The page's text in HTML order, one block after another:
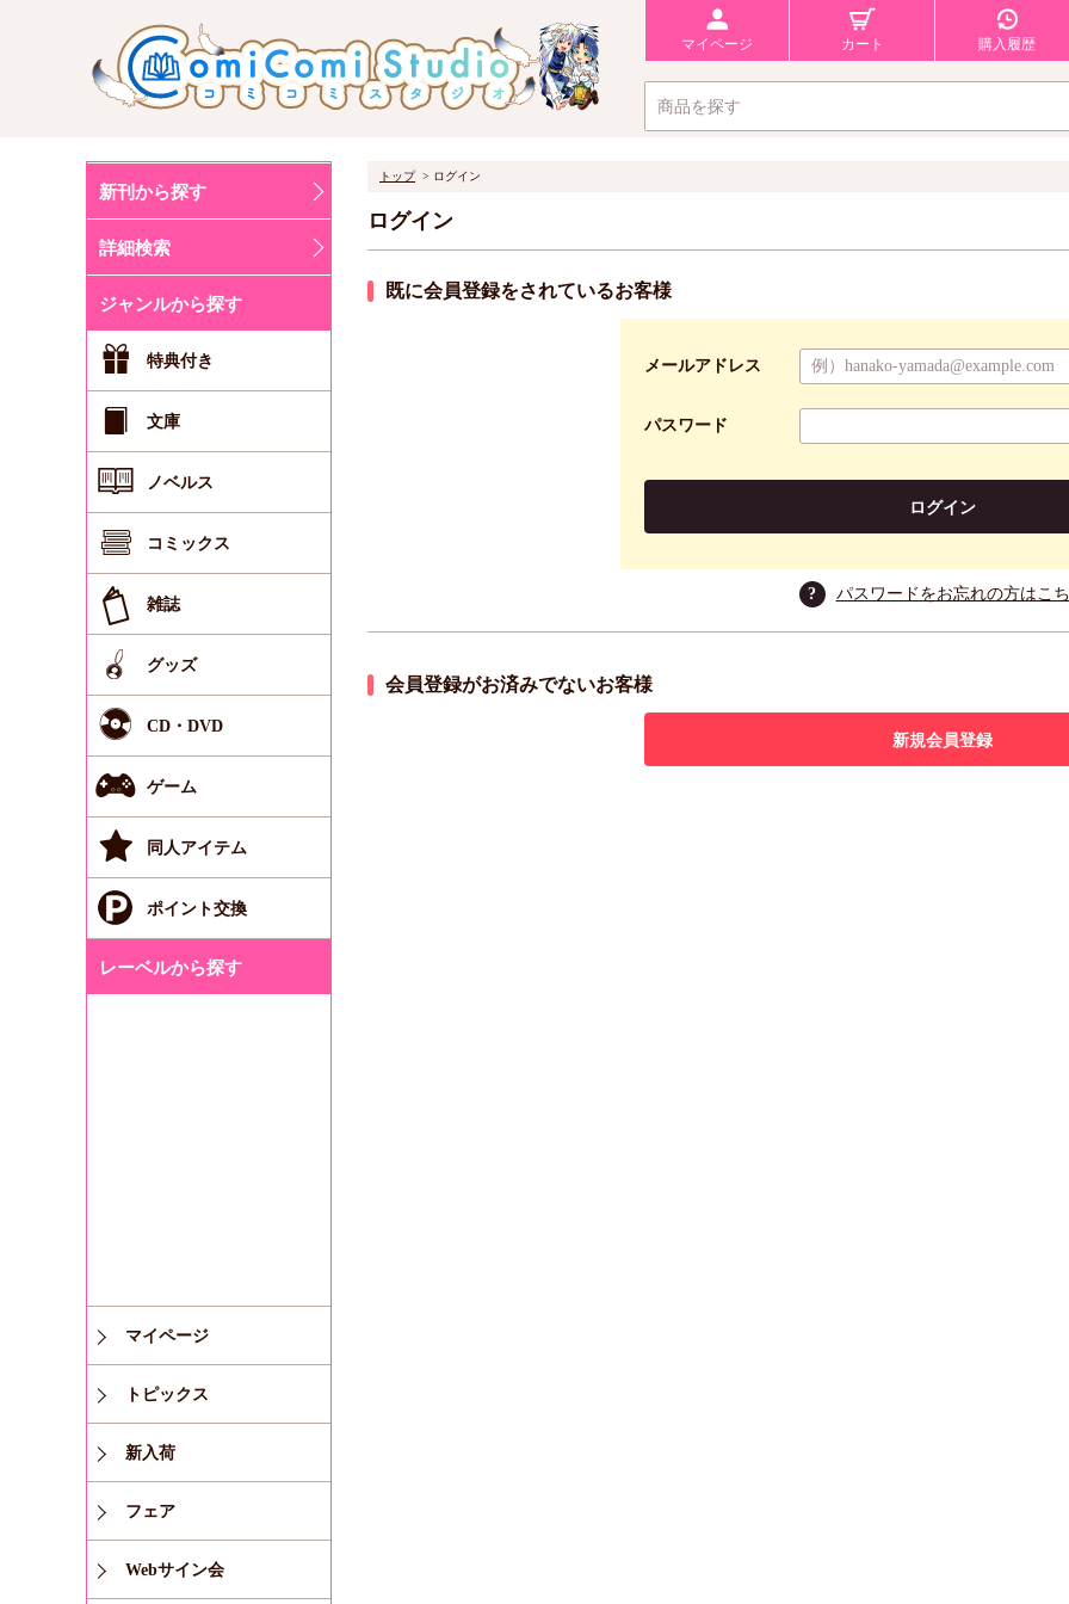
マイページ カート 購入履歴
新刊から探す
詳細検索
ジャンルから探す
特典付き
文庫
ノベルス
コミックス
雑誌
グッズ
CD・DVD
ゲーム
同人アイテム
ポイント交換
レーベルから探す
マイページ
トピックス
新入荷
フェア
Webサイン会
トップ ログイン
ログイン
既に会員登録をされているお客様
メールアドレス
パスワード
ログイン
? パスワードをお忘れの方はこ
会員登録がお済みでないお客様
新規会員登録